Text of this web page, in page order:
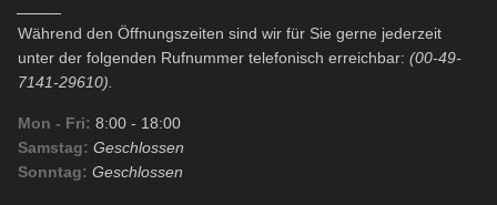
Während den Öffnungszeiten sind wir für Sie gerne jederzeit
unter der folgenden Rufnummer telefonisch erreichbar: (00-49-
7141-29610).
Mon - Fri: 8:00 - 18:00
Samstag: Geschlossen
Sonntag: Geschlossen